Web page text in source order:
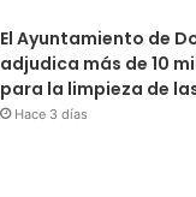
El Ayuntamiento de
adjudica más de 10
para la limpieza de
Hace 3 días